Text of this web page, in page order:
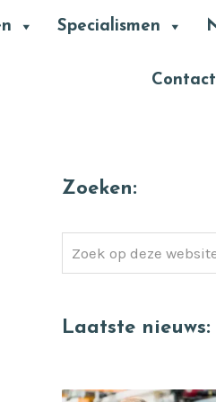
Specialismen
Contact
Zoeken:
Zoek
op
website
Laatste nieuws: